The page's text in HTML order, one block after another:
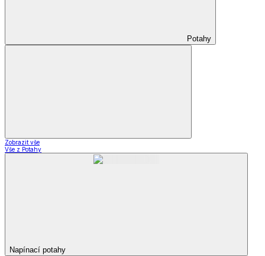
Potahy
Zobrazit vše
Vše z Potahy
Napínací potahy